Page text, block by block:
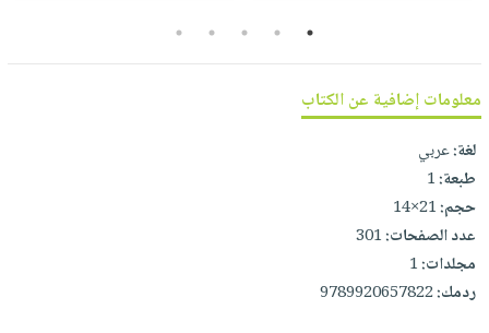
طرحها
خدمات
نيل
وفرات
انشر
كتابك
تواصل
التسوق
نشرة
الإصدارات
1
2
3
4
5
معلومات إضافية عن الكتاب
لغة:عربي
طبعة:1
حجم:21×14
عدد الصفحات:301
مجلدات:1
ردمك:9789920657822